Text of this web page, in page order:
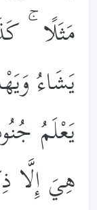
مَثَلًا
يَشَاءُ
يَعْلَمُ
هِيَ إِلَّا